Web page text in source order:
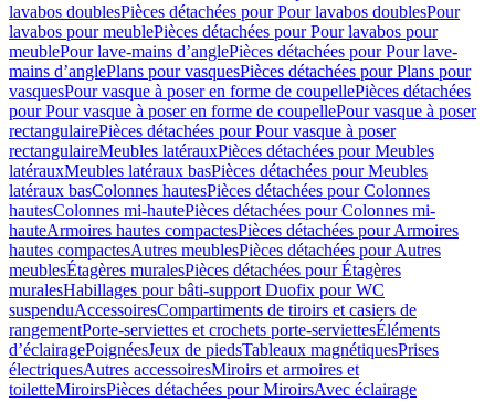
lavabos doublesPièces détachées pour Pour lavabos doublesPour
lavabos pour meublePièces détachées pour Pour lavabos pour
meublePour lave-mains d’anglePièces détachées pour Pour lave-
mains d’anglePlans pour vasquesPièces détachées pour Plans pour
vasquesPour vasque à poser en forme de coupellePièces détachées
pour Pour vasque à poser en forme de coupellePour vasque à poser
rectangulairePièces détachées pour Pour vasque à poser
rectangulaireMeubles latérauxPièces détachées pour Meubles
latérauxMeubles latéraux basPièces détachées pour Meubles
latéraux basColonnes hautesPièces détachées pour Colonnes
hautesColonnes mi-hautePièces détachées pour Colonnes mi-
hauteArmoires hautes compactesPièces détachées pour Armoires
hautes compactesAutres meublesPièces détachées pour Autres
meublesÉtagères muralesPièces détachées pour Étagères
muralesHabillages pour bâti-support Duofix pour WC
suspenduAccessoiresCompartiments de tiroirs et casiers de
rangementPorte-serviettes et crochets porte-serviettesÉléments
d’éclairagePoignéesJeux de piedsTableaux magnétiquesPrises
électriquesAutres accessoiresMiroirs et armoires et
toiletteMiroirsPièces détachées pour MiroirsAvec éclairage